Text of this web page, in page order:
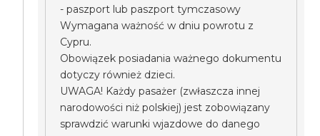
- paszport lub paszport tymczasowy
Wymagana ważność w dniu powrotu z
Cypru.
Obowiązek posiadania ważnego dokumentu
dotyczy również dzieci.
UWAGA! Każdy pasażer (zwłaszcza innej
narodowości niż polskiej) jest zobowiązany
sprawdzić warunki wjazdowe do danego